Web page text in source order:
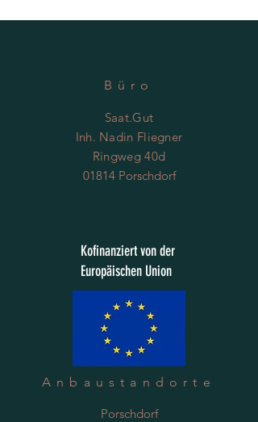
Büro
Saat.Gut
Inh. Nadin Fliegner
Ringweg 40d
01814 Porschdorf
Kofinanziert von der
Europäischen Union
Anbaustandorte
Porschdorf